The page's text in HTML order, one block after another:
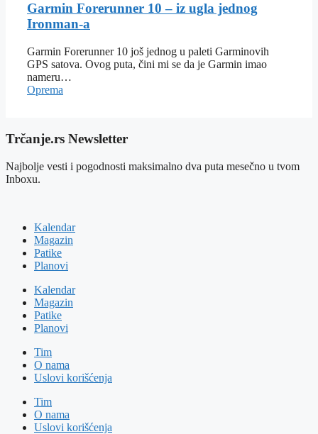
Garmin Forerunner 10 – iz ugla jednog
Ironman-a
Garmin Forerunner 10 još jednog u paleti Garminovih
GPS satova. Ovog puta, čini mi se da je Garmin imao
nameru…
Oprema
Trčanje.rs Newsletter
Najbolje vesti i pogodnosti maksimalno dva puta mesečno u tvom
Inboxu.
Kalendar
Magazin
Patike
Planovi
Kalendar
Magazin
Patike
Planovi
Tim
O nama
Uslovi korišćenja
Tim
O nama
Uslovi korišćenja